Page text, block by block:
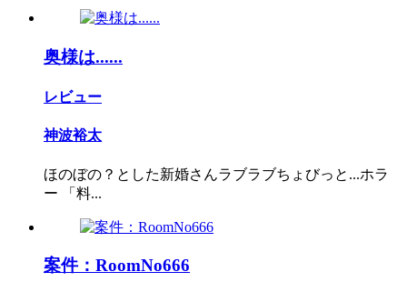
奥様は......
レビュー
神波裕太
ほのぼの？とした新婚さんラブラブちょびっと...ホラ
ー 「料...
案件：RoomNo666